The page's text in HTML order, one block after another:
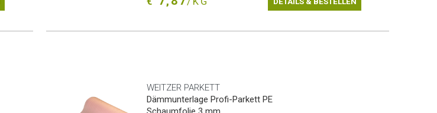
WEITZER PARKETT
Dämmunterlage Profi-Parkett PE